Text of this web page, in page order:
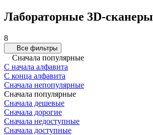
Лабораторные 3D-сканеры
8
Все фильтры
Сначала популярные
С начала алфавита
С конца алфавита
Сначала непопулярные
Сначала популярные
Сначала дешевые
Сначала дорогие
Сначала недоступные
Сначала доступные